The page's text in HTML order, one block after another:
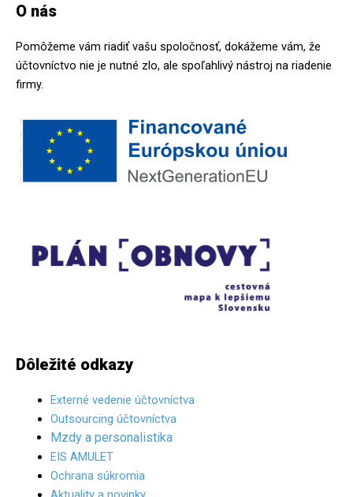
O nás
Pomôžeme vám riadiť vašu spoločnosť, dokážeme vám, že
účtovníctvo nie je nutné zlo, ale spoľahlivý nástroj na riadenie
firmy.
Dôležité odkazy
Externé vedenie účtovníctva
Outsourcing účtovníctva
Mzdy a personalistika
EIS AMULET
Ochrana súkromia